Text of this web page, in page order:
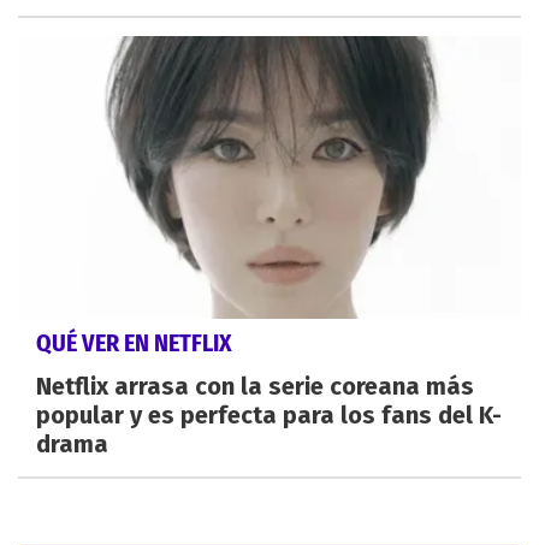
QUÉ VER EN NETFLIX
Netflix arrasa con la serie coreana más
popular y es perfecta para los fans del K-
drama